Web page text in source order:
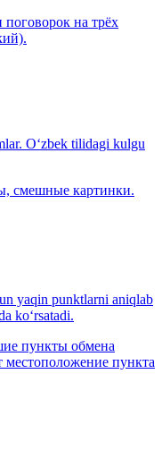
на трёх
O‘zbek tilidagi kulgu
смешные картинки.
yaqin punktlarni aniqlab
ko‘rsatadi.
пункты обмена
пункта